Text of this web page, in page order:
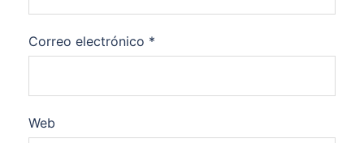
Correo electrónico *
Web